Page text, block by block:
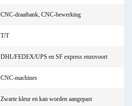
CNC-draaibank, CNC-bewerking
T/T
DHL/FEDEX/UPS en SF express enzovoort
CNC-machines
Zwarte kleur en kan worden aangepast